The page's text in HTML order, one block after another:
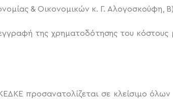
& Οικονομικών κ. Γ. Αλογοσκούφη,
της χρηματοδότησης του
προσανατολίζεται σε κλείσιμο